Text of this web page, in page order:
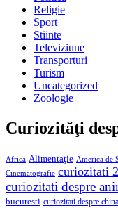
Religie
Sport
Stiinte
Televiziune
Transporturi
Turism
Uncategorized
Zoologie
Curiozităţi
Africa Alimentaţie America de
Cinematografie curiozitati
curiozitati despre
bucuresti curiozitati despre china